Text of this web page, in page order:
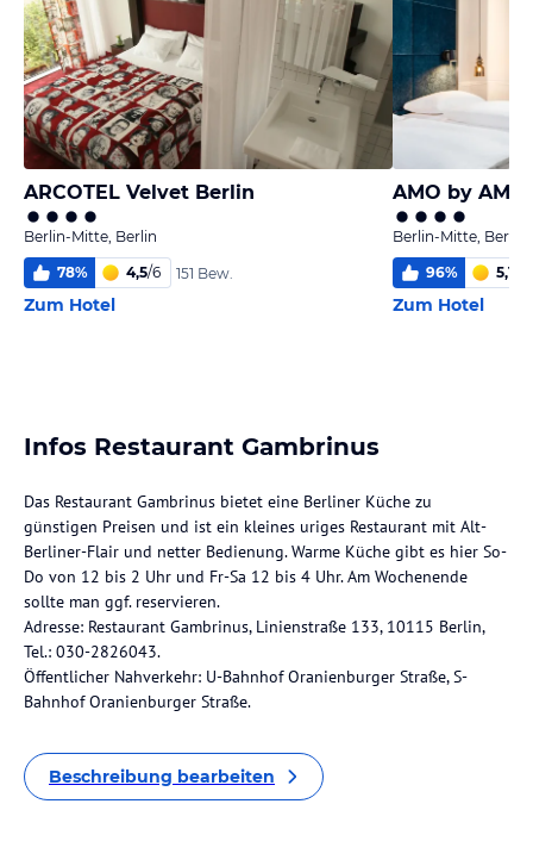
ARCOTEL Velvet Berlin
Berlin-Mitte, Berlin
78% 4,5/6 151 Bew.
Zum Hotel
AMO by
Berlin-Mitte, Berlin
96% 5,1
Zum Hotel
Infos Restaurant Gambrinus
Das Restaurant Gambrinus bietet eine Berliner Küche zu
günstigen Preisen und ist ein kleines uriges Restaurant mit Alt-
Berliner-Flair und netter Bedienung. Warme Küche gibt es hier So-
Do von 12 bis 2 Uhr und Fr-Sa 12 bis 4 Uhr. Am Wochenende
sollte man ggf. reservieren.
Adresse: Restaurant Gambrinus, Linienstraße 133, 10115 Berlin,
Tel.: 030-2826043.
Öffentlicher Nahverkehr: U-Bahnhof Oranienburger Straße, S-
Bahnhof Oranienburger Straße.
Beschreibung bearbeiten